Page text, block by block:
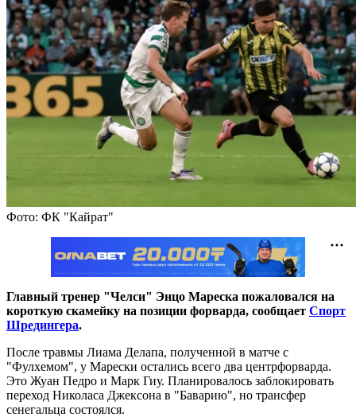
Фото: ФК "Кайрат"
Главный тренер "Челси" Энцо Мареска пожаловался на
короткую скамейку на позиции форварда, сообщает Спорт
Шредингера.
После травмы Лиама Делапа, полученной в матче с
"Фулхемом", у Марески остались всего два центрфорварда.
Это Жуан Педро и Марк Гиу. Планировалось заблокировать
переход Николаса Джексона в "Баварию", но трансфер
сенегальца состоялся.